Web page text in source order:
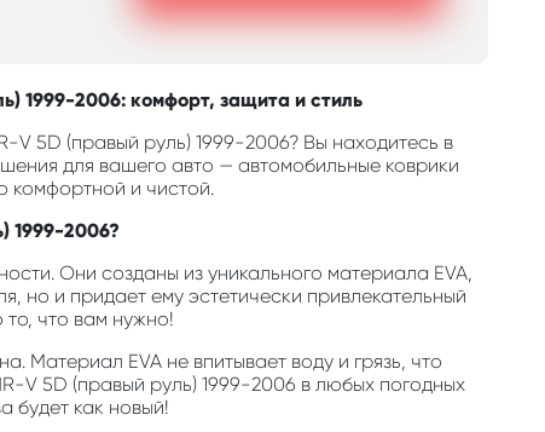
1999-2006: комфорт, защита и стиль
V 5D (правый руль) 1999-2006? Вы находитесь в
для вашего авто — автомобильные коврики
комфортной и чистой.
1999-2006?
Они созданы из уникального материала EVA,
но и придает ему эстетически привлекательный
то, что вам нужно!
Материал EVA не впитывает воду и грязь, что
V 5D (правый руль) 1999-2006 в любых погодных
будет как новый!